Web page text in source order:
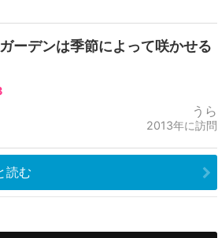
ーデンは季節によって咲かせる
うら
2013年に訪問
読む